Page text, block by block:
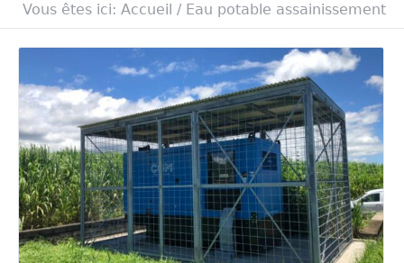
Vous êtes ici: Accueil / Eau potable assainissement